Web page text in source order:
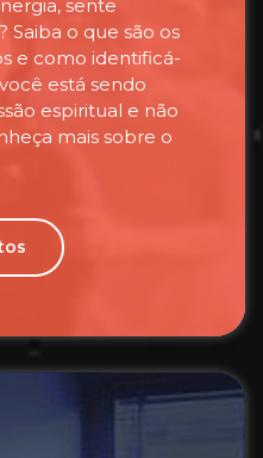
sente
o que são os
e como identificá-
está sendo
espiritual e não
mais sobre o